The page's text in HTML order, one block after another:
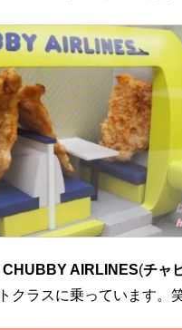
CHUBBY AIRLINES(チャ
クラスに乗っています。